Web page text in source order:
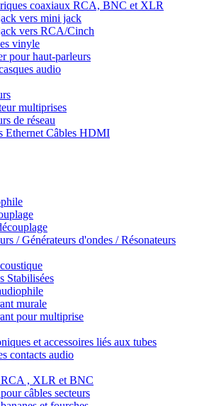
coaxiaux RCA, BNC et XLR
vers mini jack
vers RCA/Cinch
vinyle
pour haut-parleurs
audio
multiprises
de réseau
Ethernet Câbles HDMI
/ Générateurs d'ondes / Résonateurs
Stabilisées
murale
pour multiprise
et accessoires liés aux tubes
contacts audio
RCA , XLR et BNC
câbles secteurs